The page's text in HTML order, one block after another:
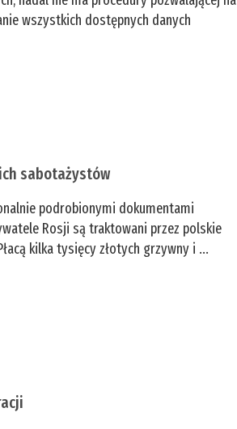
wszystkich dostępnych danych
sabotażystów
podrobionymi dokumentami
Rosji są traktowani przez polskie
kilka tysięcy złotych grzywny i ...